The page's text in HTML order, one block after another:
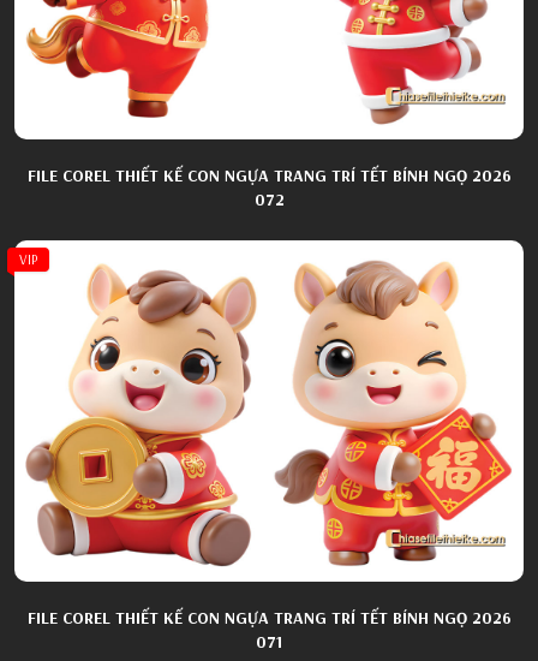
FILE COREL THIẾT KẾ CON NGỰA TRANG TRÍ TẾT BÍNH NGỌ 2026
072
VIP
FILE COREL THIẾT KẾ CON NGỰA TRANG TRÍ TẾT BÍNH NGỌ 2026
071